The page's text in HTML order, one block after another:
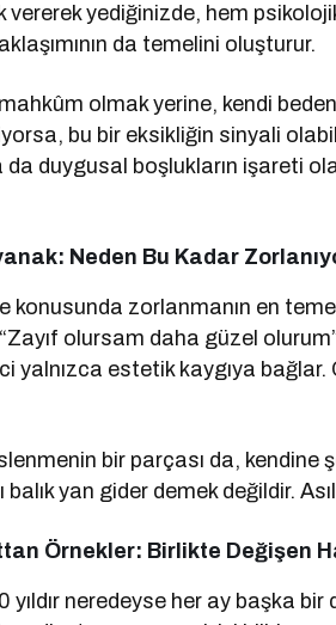
vererek yediğinizde, hem
da temelini oluşturur.
olmak yerine, kendi
bu bir eksikliğin sinyali
duygusal boşlukların işareti
Neden Bu Kadar
konusunda zorlanmanın en
olursam daha güzel
yalnızca estetik kaygıya
bir parçası da, kendine
yan gider demek değildir.
Örnekler: Birlikte Değişen
yıldır neredeyse her ay başka